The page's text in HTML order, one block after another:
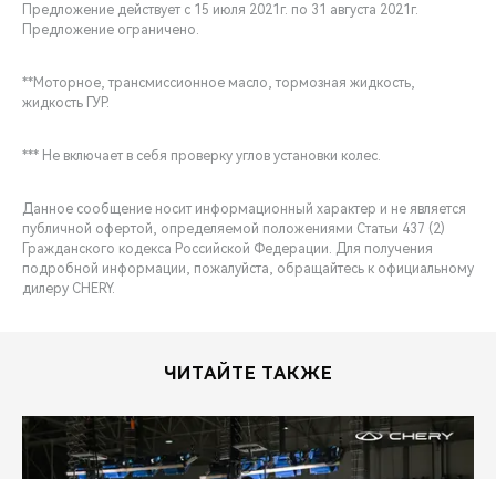
Предложение действует с 15 июля 2021г. по 31 августа 2021г.
Предложение ограничено.
**Моторное, трансмиссионное масло, тормозная жидкость,
жидкость ГУР.
*** Не включает в себя проверку углов установки колес.
Данное сообщение носит информационный характер и не является
публичной офертой, определяемой положениями Статьи 437 (2)
Гражданского кодекса Российской Федерации. Для получения
подробной информации, пожалуйста, обращайтесь к официальному
дилеру CHERY.
ЧИТАЙТЕ ТАКЖЕ